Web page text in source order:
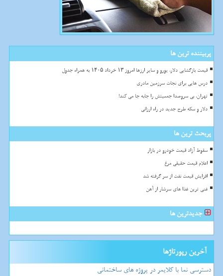
پربیننده ترین ها
قیمت بازگشایی دلار، یورو و سایر ارزها امروز ۱۳ خرداد ۱۴۰۵ به همراه جدول
درس هایی برای نجات سرزمین مادری
تهران، بی سروصدا جمعیتش را جابه جا می کند!
دلار و سکه طرح جدید در راه ارزانی
پربحث ترین ها
سقوط آزاد قیمت خودرو در بازار
اعلام قیمت حقیقی مرغ
افزایش قیمت نفت از سر گرفته شد
غنی ترین غذا های سرشار از آهن
جدیدترین ها
آخرین رپورتاژها
دسترسی نما با کلایمر در پروژه های ساختمانی